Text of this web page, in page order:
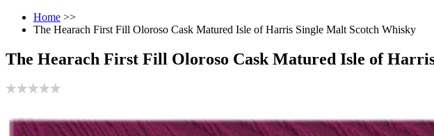
Home >>
The Hearach First Fill Oloroso Cask Matured Isle of Harris Single Malt Scotch Whisky
The Hearach First Fill Oloroso Cask Matured Isle of